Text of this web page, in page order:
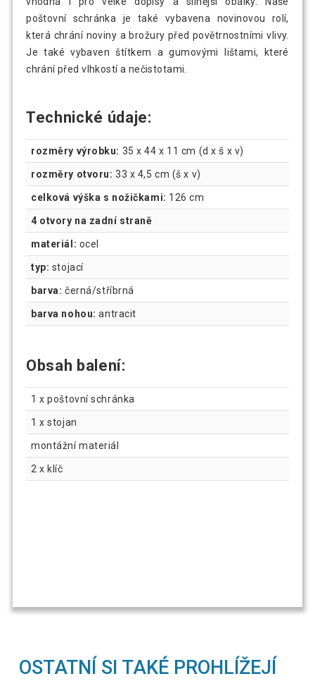
poštovní schránka je také vybavena novinovou rolí,
která chrání noviny a brožury před povětrnostními vlivy.
Je také vybaven štítkem a gumovými lištami, které
chrání před vlhkostí a nečistotami.
Technické údaje:
rozměry výrobku: 35 x 44 x 11 cm (d x š x v)
rozměry otvoru: 33 x 4,5 cm (š x v)
celková výška s nožičkami: 126 cm
4 otvory na zadní straně
materiál: ocel
typ: stojací
barva: černá/stříbrná
barva nohou: antracit
Obsah balení:
1 x poštovní schránka
1 x stojan
montážní materiál
2 x klíč
OSTATNÍ SI TAKÉ PROHLÍŽEJÍ